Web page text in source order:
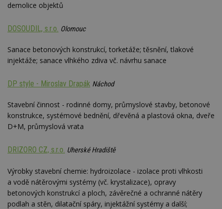
demolice objektů
DOSOUDIL, s.r.o. Olomouc
Sanace betonových konstrukcí, torketáže; těsnění, tlakové
injektáže; sanace vlhkého zdiva vč. návrhu sanace
DP style - Miroslav Drapák Náchod
Stavební činnost - rodinné domy, průmyslové stavby, betonové
konstrukce, systémové bednění, dřevěná a plastová okna, dveře
D+M, průmyslová vrata
DRIZORO CZ, s.r.o. Uherské Hradiště
Výrobky stavební chemie: hydroizolace - izolace proti vlhkosti
a vodě nátěrovými systémy (vč. krystalizace), opravy
betonových konstrukcí a ploch, závěrečné a ochranné nátěry
podlah a stěn, dilatační spáry, injektážní systémy a další;